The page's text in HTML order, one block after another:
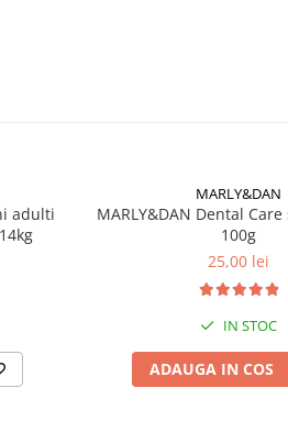
adulti
MARLY&DAN
MARLY&DAN Dental
100g
25,00 lei
IN STOC
ADAUGA IN COS